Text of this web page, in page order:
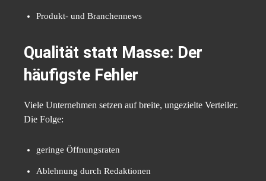
Produkt- und Branchennews
Qualität statt Masse: Der
häufigste Fehler
Viele Unternehmen setzen auf breite, ungezielte Verteiler.
Die Folge:
geringe Öffnungsraten
Ablehnung durch Redaktionen